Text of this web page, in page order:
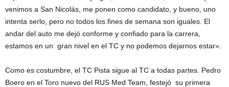
venimos a San Nicolás, me ponen como candidato, y bueno, uno
intenta serlo, pero no todos los fines de semana son iguales. El
andar del auto me dejó conforme y confiado para la carrera,
estamos en un gran nivel en el TC y no podemos dejarnos estar».
Como es costumbre, el TC Pista sigue al TC a todas partes. Pedro
Boero en el Toro nuevo del RUS Med Team, festejó su primera